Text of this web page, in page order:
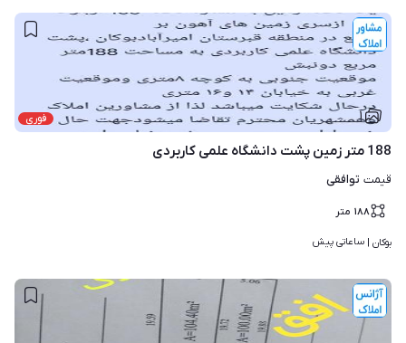
فوری ۱
188 متر زمین پشت دانشگاه علمی کاربردی
قیمت توافقی
۱۸۸ متر
بوکان | ساعاتی پیش